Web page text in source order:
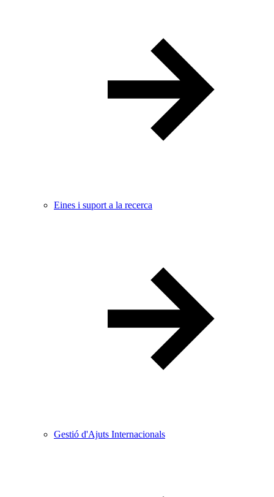
Eines i suport a la recerca
Gestió d'Ajuts Internacionals